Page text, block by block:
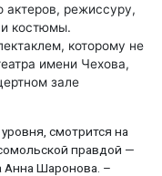
актеров, режиссуру,
костюмы.
которому не
имени Чехова,
зале
смотрится на
правдой —
Анна Шаронова. –